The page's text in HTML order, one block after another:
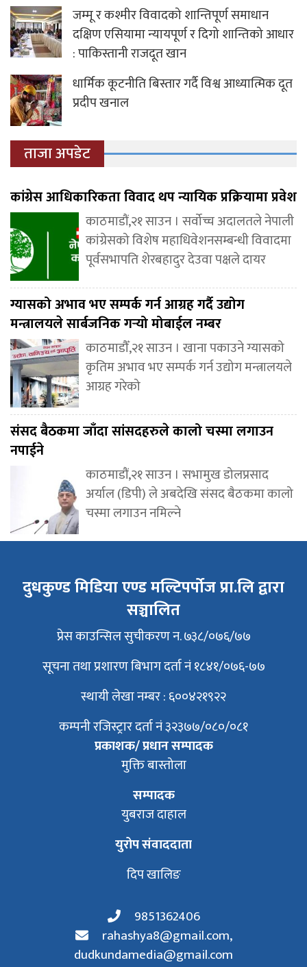
जम्मू र कश्मीर विवादको शान्तिपूर्ण समाधान
दक्षिण एसियामा न्यायपूर्ण र दिगो शान्तिको आधार
: पाकिस्तानी राजदूत खान
धार्मिक कूटनीति बिस्तार गर्दै विश्व आध्यात्मिक दूत
प्रदीप खनाल
ताजा अपडेट
कांग्रेस आधिकारिकता विवाद थप न्यायिक प्रक्रियामा प्रवेश
काठमाडौं,२१ साउन । सर्वोच्च अदालतले नेपाली
कांग्रेसको विशेष महाधिवेशनसम्बन्धी विवादमा
पूर्वसभापति शेरबहादुर देउवा पक्षले दायर
ग्यासको अभाव भए सम्पर्क गर्न आग्रह गर्दै उद्योग
मन्त्रालयले सार्बजनिक गर्‍यो मोबाईल नम्बर
काठमाडौँ,२१ साउन । खाना पकाउने ग्यासको
कृतिम अभाव भए सम्पर्क गर्न उद्योग मन्त्रालयले
आग्रह गरेको
संसद बैठकमा जाँदा सांसदहरुले कालो चस्मा लगाउन
नपाईने
काठमाडौं,२१ साउन । सभामुख डोलप्रसाद
अर्याल (डिपी) ले अबदेखि संसद बैठकमा कालो
चस्मा लगाउन नमिल्ने
दुधकुण्ड मिडिया एण्ड मल्टिपर्पोज प्रा.लि द्वारा
सञ्चालित
प्रेस काउन्सिल सुचीकरण न. ७३८/०७६/७७
सूचना तथा प्रशारण बिभाग दर्ता नं १८४१/०७६-७७
स्थायी लेखा नम्बर : ६००४२१९२२
कम्पनी रजिस्ट्रार दर्ता नं ३२३७७/०८०/०८१
प्रकाशक/ प्रधान सम्पादक
मुक्ति बास्तोला
सम्पादक
युबराज दाहाल
युरोप संवाददाता
दिप खालिङ
9851362406
rahashya8@gmail.com,
dudkundamedia@gmail.com